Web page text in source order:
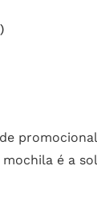
é a